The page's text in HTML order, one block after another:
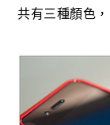
共有三種顏色